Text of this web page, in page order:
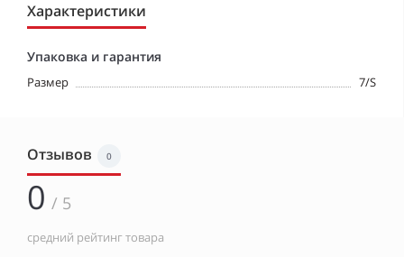
Характеристики
Упаковка и гарантия
Размер 7/S
Отзывов 0
0 / 5
средний рейтинг товара